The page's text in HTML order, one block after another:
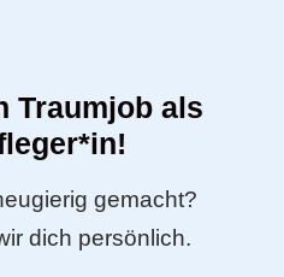
Traumjob als
gemacht?
dich persönlich.